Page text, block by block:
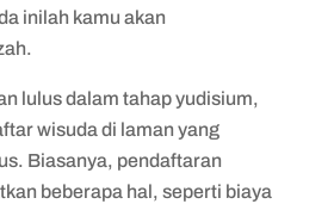
inilah kamu akan
lulus dalam tahap yudisium,
wisuda di laman yang
Biasanya, pendaftaran
beberapa hal, seperti biaya